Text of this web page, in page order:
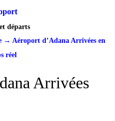
départs
→ Aéroport d’Adana Arrivées en
réel
Arrivées